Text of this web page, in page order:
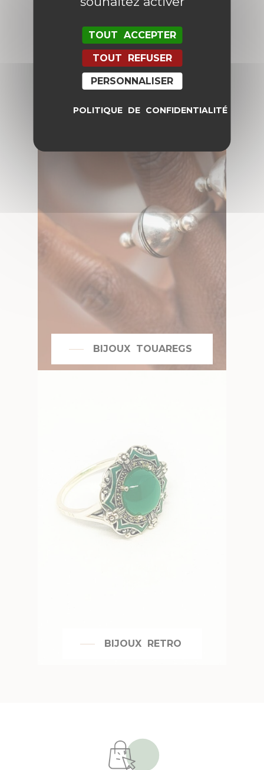
PENDENTIFS
BIJOUX TOUAREGS
BIJOUX RETRO
TOUT ACCEPTER
TOUT REFUSER
PERSONNALISER
POLITIQUE DE CONFIDENTIALITÉ